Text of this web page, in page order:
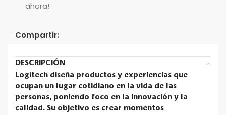
ahora!
Compartir:
DESCRIPCIÓN
Logitech diseña productos y experiencias que
ocupan un lugar cotidiano en la vida de las
personas, poniendo foco en la innovación y la
calidad. Su objetivo es crear momentos